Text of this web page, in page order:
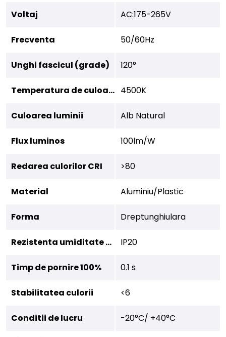
Voltaj AC:175-265V
Frecventa 50/60Hz
Unghi fascicul (grade) 120°
Temperatura de culoare 4500K
Culoarea luminii Alb Natural
Flux luminos 100lm/W
Redarea culorilor CRI >80
Material Aluminiu/Plastic
Forma Dreptunghiulara
Rezistenta umiditate (IP) IP20
Timp de pornire 100% 0.1 s
Stabilitatea culorii <6
Conditii de lucru -20°C/ +40°C